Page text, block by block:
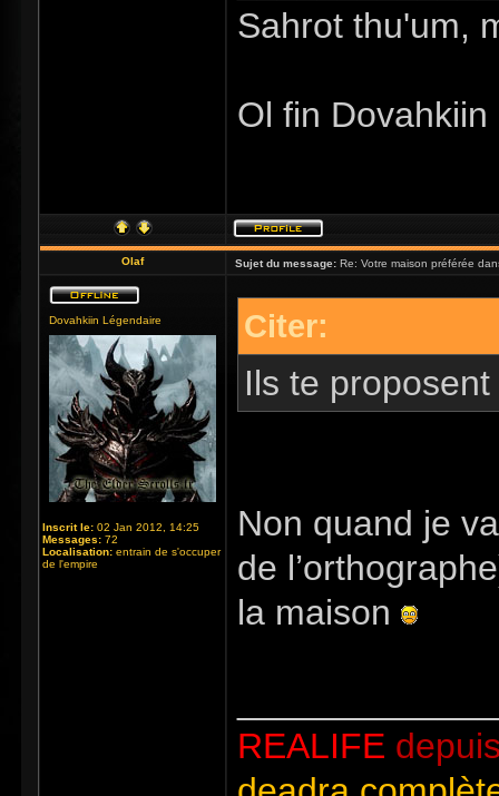
Sahrot thu'um,
Ol fin
Olaf Sujet du message: Re: Votre maison préférée
Dovahkiin Légendaire
Inscrit le: 02 Jan 2012, 14:25
Messages: 72
Localisation: entrain de s'occuper
de l'empire
Citer:
Ils te
Non quand je
de
la maison
REALIFE